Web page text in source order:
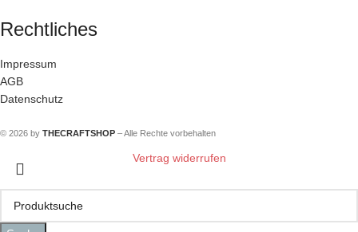
Rechtliches
Impressum
AGB
Datenschutz
© 2026 by THECRAFTSHOP – Alle Rechte vorbehalten
Vertrag widerrufen